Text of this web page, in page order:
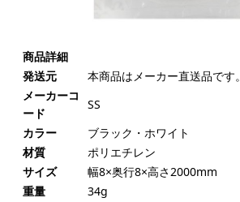
商品詳細
発送元
本商品はメーカー直送品です。
メーカーコ
ード
SS
カラー
ブラック・ホワイト
材質
ポリエチレン
サイズ
幅8×奥行8×高さ2000mm
重量
34g